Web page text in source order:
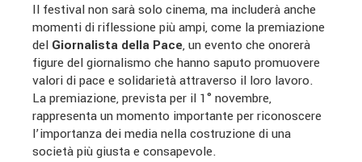
Il festival non sarà solo cinema, ma includerà anche
momenti di riflessione più ampi, come la premiazione
del Giornalista della Pace, un evento che onorerà
figure del giornalismo che hanno saputo promuovere
valori di pace e solidarietà attraverso il loro lavoro.
La premiazione, prevista per il 1° novembre,
rappresenta un momento importante per riconoscere
l’importanza dei media nella costruzione di una
società più giusta e consapevole.